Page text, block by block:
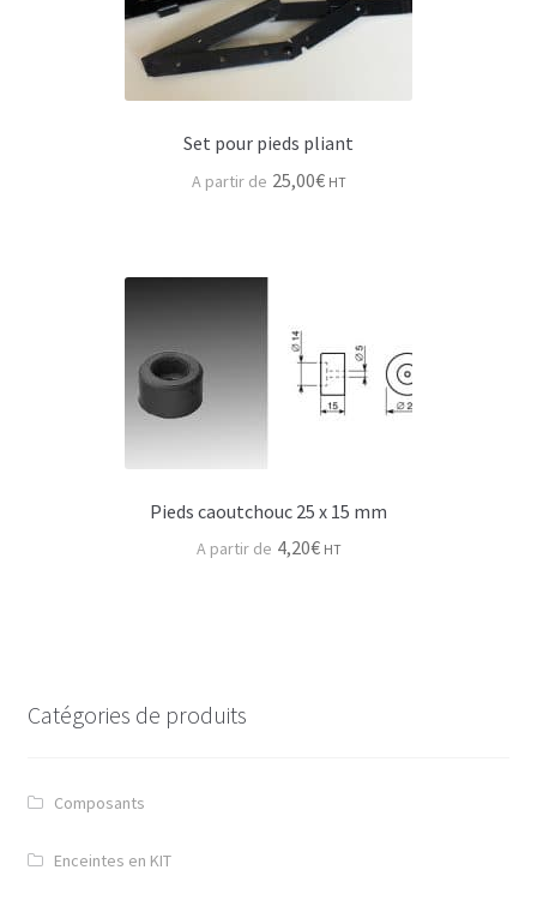
Set pour pieds pliant
25,00€ HT
Pieds caoutchouc 25 x 15 mm
4,20€ HT
Catégories de produits
Composants
Enceintes en KIT